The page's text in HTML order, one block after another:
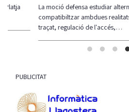
Platja
La moció defensa estudiar
compatibiltzar ambdues
traçat, regulació de l'accés,…
PUBLICITAT